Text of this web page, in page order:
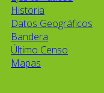
Historia
Datos Geográficos
Bandera
Último Censo
Mapas